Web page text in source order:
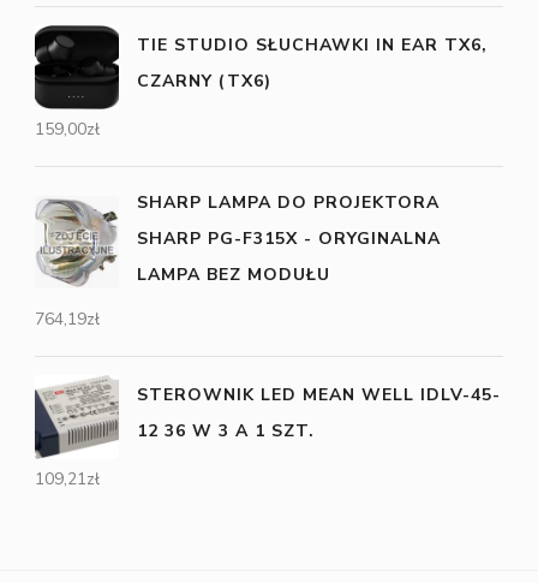
TIE STUDIO SŁUCHAWKI IN EAR TX6,
CZARNY (TX6)
159,00zł
SHARP LAMPA DO PROJEKTORA
SHARP PG-F315X - ORYGINALNA
LAMPA BEZ MODUŁU
764,19zł
STEROWNIK LED MEAN WELL IDLV-45-
12 36 W 3 A 1 SZT.
109,21zł